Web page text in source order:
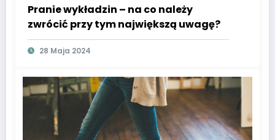
Pranie wykładzin – na co należy
zwrócić przy tym największą uwagę?
28 Maja 2024